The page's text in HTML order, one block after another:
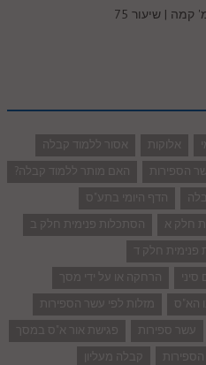
| שיעור 75
אלוקות
אסור ללמוד קבלה
הספירות
האם מותר ללמוד קבלה?
הדף היומי בתע"ס
חלק א
הסתכלות פנימית חלק ב
פנימית חלק ד
הרחקה או על ידי מסך
הא"ס
מזלות לפי עשר הספירות
עשר ספירות
פגישת אור א"ס במסך
קבלה מעליון